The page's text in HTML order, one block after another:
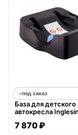
под заказ
База для детского
автокресла
7 870 ₽